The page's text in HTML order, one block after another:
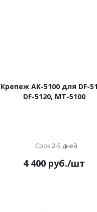
Крепеж AK-5100 для DF-
DF-5120, MT-5100
Срок 2-5 дней
4 400 руб./шт